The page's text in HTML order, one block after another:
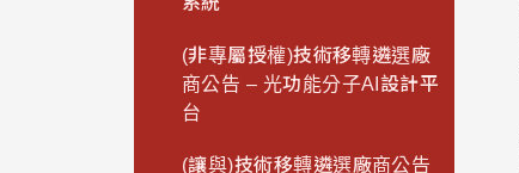
(非專屬授權)技術移轉遴選廠
商公告 – 光功能分子AI設計平
台
(讓與)技術移轉遴選廠商公告